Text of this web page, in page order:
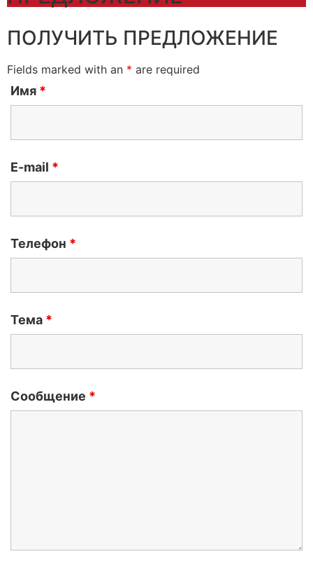
ПОЛУЧИТЬ ПРЕДЛОЖЕНИЕ
Fields marked with an * are required
Имя *
E-mail *
Телефон *
Тема *
Сообщение *